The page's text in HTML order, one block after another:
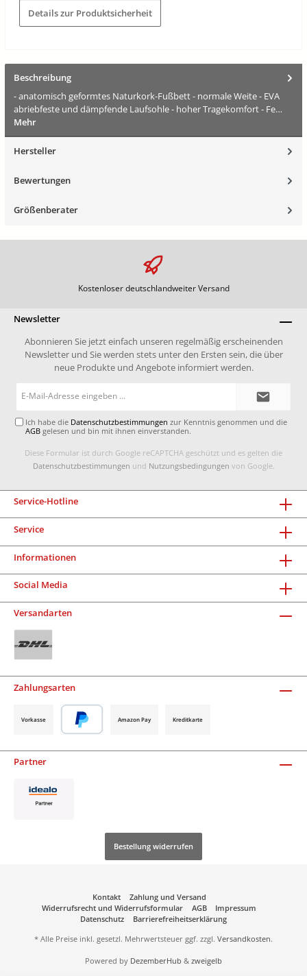
Details zur Produktsicherheit
Beschreibung
- anatomisch geformtes Naturkork-Fußbett - normale Weite - EVA
abriebfeste und dämpfende Laufsohle - hoher Tragekomfort - Fe…
Mehr
Hersteller
Bewertungen
Größenberater
Kostenloser deutschlandweiter Versand
Newsletter
Abonnieren Sie jetzt einfach unseren regelmäßig erscheinenden
Newsletter und Sie werden stets unter den Ersten sein, die über
neue Produkte und Angebote informiert werden.
Ich habe die Datenschutzbestimmungen zur Kenntnis genommen und die
AGB gelesen und bin mit ihnen einverstanden.
Diese Formular ist durch Google reCAPTCHA geschützt und es gelten die
Datenschutzbestimmungen und Nutzungsbedingungen von Google.
Service-Hotline
Service
Informationen
Social Media
Versandarten
Zahlungsarten
Vorkasse Amazon Pay Kreditkarte
Partner
Bestellung widerrufen
Kontakt
Zahlung und Versand
Widerrufsrecht und Widerrufsformular
AGB
Impressum
Datenschutz
Barrierefreiheitserklärung
* Alle Preise inkl. gesetzl. Mehrwertsteuer ggf. zzgl. Versandkosten.
Powered by DezemberHub & zweigelb